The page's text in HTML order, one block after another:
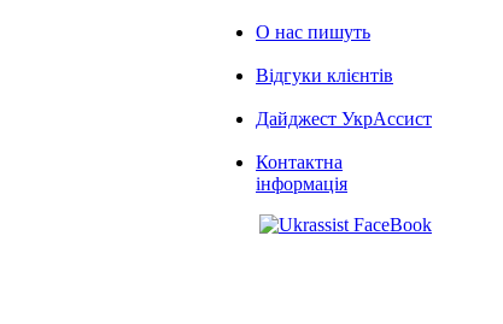
О нас пишуть
Відгуки клієнтів
Дайджест УкрАссист
Контактна
інформація